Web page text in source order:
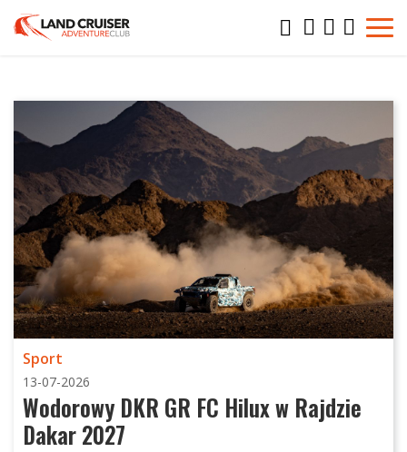
Sport
13-07-2026
Wodorowy DKR GR FC Hilux w Rajdzie
Dakar 2027